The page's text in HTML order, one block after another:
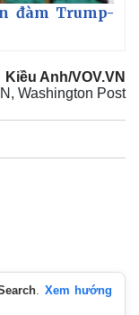
đàm Trump-
Kiều Anh/VOV.VN
Washington Post
Xem hướng